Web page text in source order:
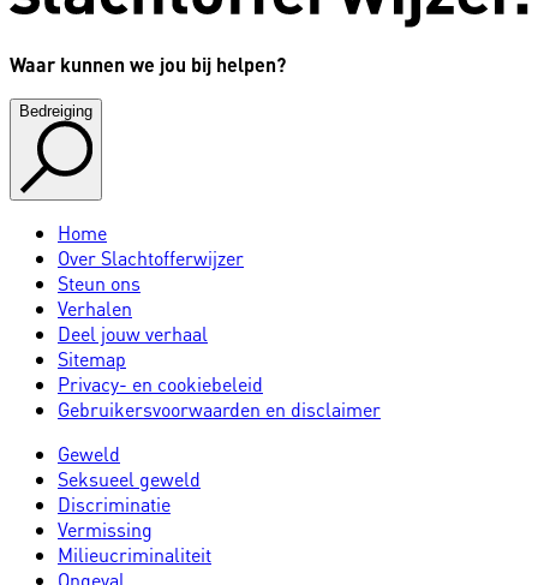
Waar kunnen we jou bij helpen?
Bedreiging
Home
Over Slachtofferwijzer
Steun ons
Verhalen
Deel jouw verhaal
Sitemap
Privacy- en cookiebeleid
Gebruikersvoorwaarden en disclaimer
Geweld
Seksueel geweld
Discriminatie
Vermissing
Milieucriminaliteit
Ongeval